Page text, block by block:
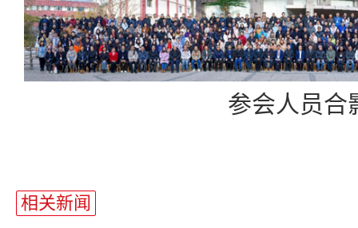
参会人员合
相关新闻